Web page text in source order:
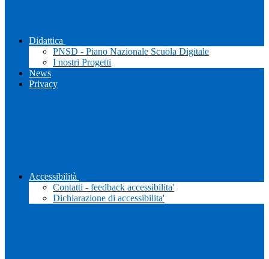
Didattica
PNSD - Piano Nazionale Scuola Digitale
I nostri Progetti
News
Privacy
Accessibilità
Contatti - feedback accessibilita'
Dichiarazione di accessibilita'